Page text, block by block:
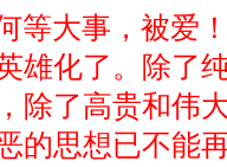
等大事，被爱
雄化了。除了
除了高贵和伟
的思想已不能